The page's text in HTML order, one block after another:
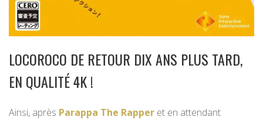
LOCOROCO DE RETOUR DIX ANS PLUS TARD,
EN QUALITÉ 4K !
Ainsi, après Parappa The Rapper et en attendant